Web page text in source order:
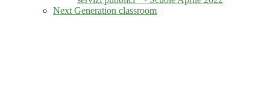
Next Generation classroom